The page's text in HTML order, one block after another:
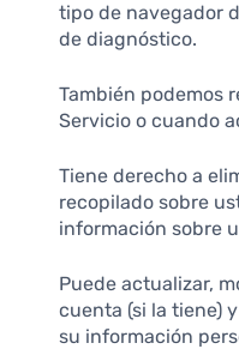
tipo de navegador
de diagnóstico.
También podemos
Servicio o cuando
Tiene derecho a
recopilado sobre
información sobre
Puede actualizar,
cuenta (si la tiene)
su información